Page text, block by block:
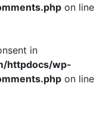
on line
in
httpdocs/wp-
on line